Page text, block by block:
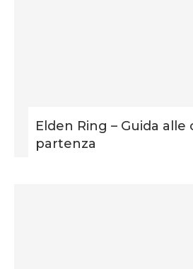
Elden Ring – Guida alle
partenza